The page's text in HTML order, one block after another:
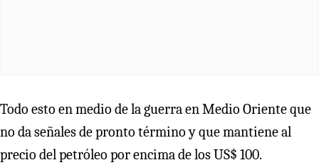
Todo esto en medio de la guerra en Medio Oriente que
no da señales de pronto término y que mantiene al
precio del petróleo por encima de los US$ 100.